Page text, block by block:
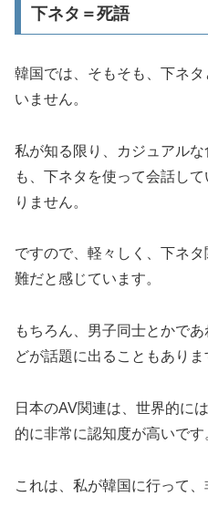
下ネタ＝死語
韓国では、そもそも、 下ネタ
いません。
私が知る限り、カジュアル
も、下ネタを使って会話し
りません。
ですので、軽々しく、下ネ
難だと感じています。
もちろん、男子同士とかで
どが話題に出ることもありま
日本のAV関連は、世界的に
的に非常に認知度が高いです
これは、私が韓国に行って